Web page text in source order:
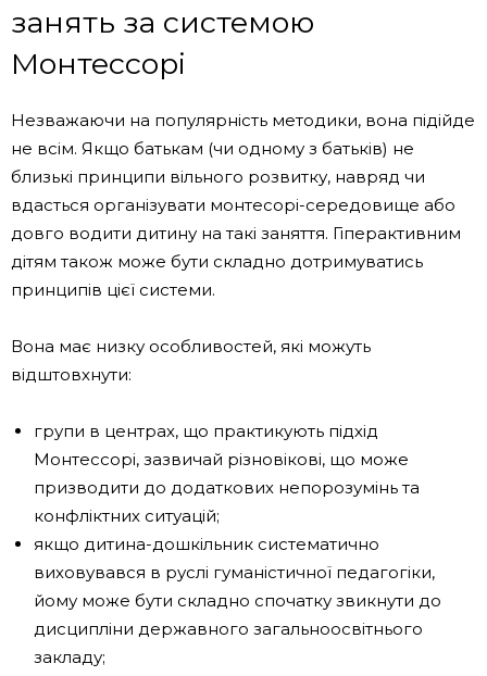
занять за системою
Монтессорі
Незважаючи на популярність методики, вона підійде
не всім. Якщо батькам (чи одному з батьків) не
близькі принципи вільного розвитку, навряд чи
вдасться організувати монтесорі-середовище або
довго водити дитину на такі заняття. Гіперактивним
дітям також може бути складно дотримуватись
принципів цієї системи.
Вона має низку особливостей, які можуть
відштовхнути:
групи в центрах, що практикують підхід
Монтессорі, зазвичай різновікові, що може
призводити до додаткових непорозумінь та
конфліктних ситуацій;
якщо дитина-дошкільник систематично
виховувався в руслі гуманістичної педагогіки,
йому може бути складно спочатку звикнути до
дисципліни державного загальноосвітнього
закладу;